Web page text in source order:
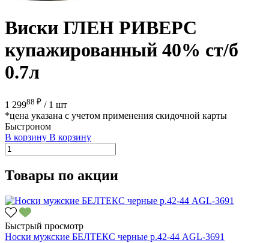
Виски ГЛЕН РИВЕРС
купажированный 40% ст/б
0.7л
1 29988 ₽ / 1 шт
*цена указана с учетом применения скидочной карты
Быстроном
В корзину В корзину
Товары по акции
Быстрый просмотр
Носки мужские БЕЛТЕКС черные р.42-44 AGL-3691